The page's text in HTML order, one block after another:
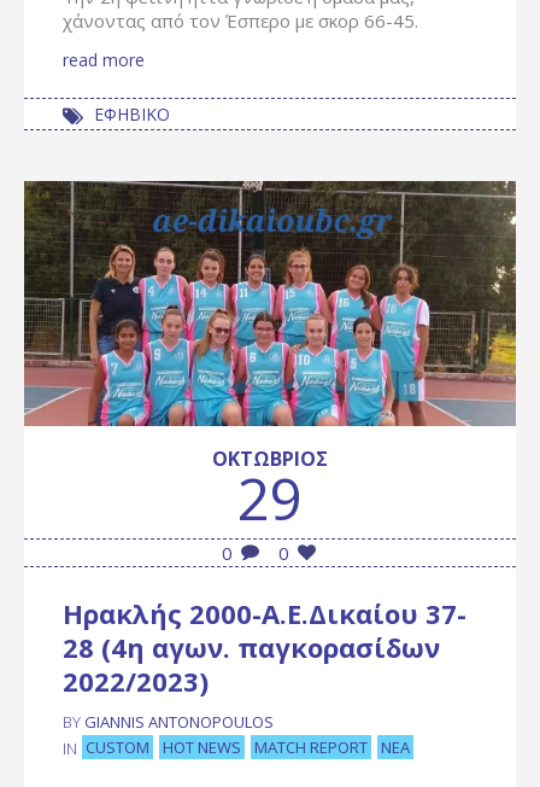
χάνοντας από τον Έσπερο με σκορ 66-45.
read more
ΕΦΗΒΙΚΟ
ΟΚΤΏΒΡΙΟΣ
29
0 0
Ηρακλής 2000-Α.Ε.Δικαίου 37-
28 (4η αγων. παγκορασίδων
2022/2023)
BY GIANNIS ANTONOPOULOS
IN CUSTOM HOT NEWS MATCH REPORT ΝΈΑ